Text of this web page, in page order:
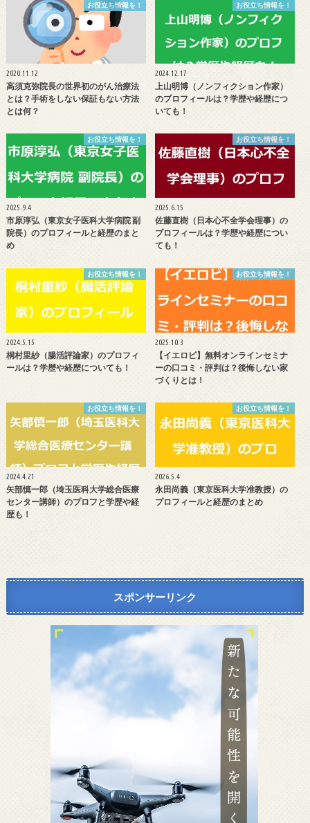
お役立ち情報を！
2020.11.12
高須克弥院長の世界初のがん治療法
とは？手術をしない保証もない方法
とは何？
お役立ち情報を！
2024.12.17
上山明博（ノンフィクション作家）
のプロフィールは？学歴や経歴につ
いても！
お役立ち情報を！
2025.9.4
市原淳弘（東京女子医科大学病院 副
院長）のプロフィールと経歴のまと
め
お役立ち情報を！
2025.6.15
佐藤直樹（日本心不全学会理事）の
プロフィールは？学歴や経歴につい
ても！
お役立ち情報を！
2024.5.15
桐村里紗（腸活評論家）のプロフィ
ールは？学歴や経歴についても！
お役立ち情報を！
2025.10.3
【イエロビ】無料オンラインセミナ
ーの口コミ・評判は？後悔しない家
づくりとは！
お役立ち情報を！
2024.4.21
矢部慎一郎（埼玉医科大学総合医療
センター講師）のプロフと学歴や経
歴も！
お役立ち情報を！
2026.5.4
永田尚義（東京医科大学准教授）の
プロフィールと経歴のまとめ
スポンサーリンク